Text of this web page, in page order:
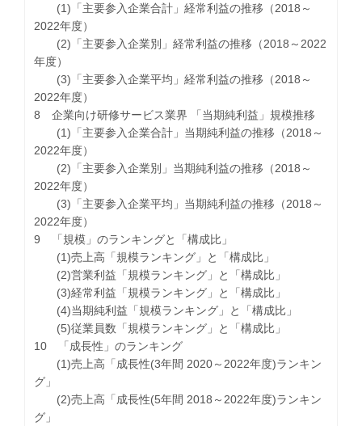
(1)「主要参入企業合計」経常利益の推移（2018～
2022年度）
(2)「主要参入企業別」経常利益の推移（2018～2022
年度）
(3)「主要参入企業平均」経常利益の推移（2018～
2022年度）
8 企業向け研修サービス業界 「当期純利益」規模推移
(1)「主要参入企業合計」当期純利益の推移（2018～
2022年度）
(2)「主要参入企業別」当期純利益の推移（2018～
2022年度）
(3)「主要参入企業平均」当期純利益の推移（2018～
2022年度）
9 「規模」のランキングと「構成比」
(1)売上高「規模ランキング」と「構成比」
(2)営業利益「規模ランキング」と「構成比」
(3)経常利益「規模ランキング」と「構成比」
(4)当期純利益「規模ランキング」と「構成比」
(5)従業員数「規模ランキング」と「構成比」
10 「成長性」のランキング
(1)売上高「成長性(3年間 2020～2022年度)ランキン
グ」
(2)売上高「成長性(5年間 2018～2022年度)ランキン
グ」